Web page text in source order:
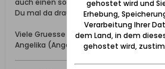
auch einen solchen Ort. Vielleicht kuckst
Du mal da drauf.
Viele Gruesse
Angelika (AngelB)
gehostet wird und
Erhebung,
Verarbeitung Ihrer
dem Land, in dem
gehostet wird,